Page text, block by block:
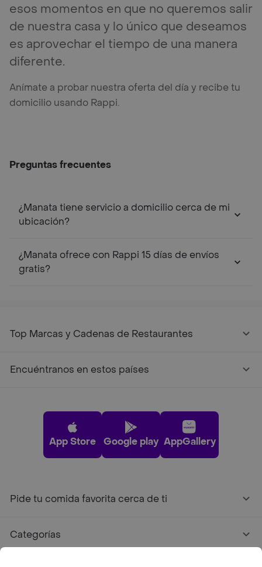
esos momentos en que no queremos salir
de nuestra casa y lo único que deseamos
es aprovechar el tiempo de una manera
diferente.
Anímate a probar nuestra oferta del día y recibe tu
domicilio usando Rappi.
Preguntas frecuentes
¿Manata tiene servicio a domicilio cerca de mi
ubicación?
¿Manata ofrece con Rappi 15 días de envíos
gratis?
Top Marcas y Cadenas de Restaurantes
Encuéntranos en estos países
App Store Google play AppGallery
Pide tu comida favorita cerca de ti
Categorías